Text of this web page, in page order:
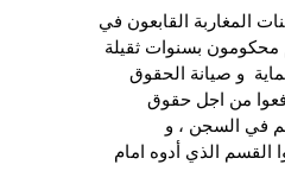
المغاربة القابعون في
محكومون بسنوات ثقيلة
و صيانة الحقوق
من اجل حقوق
في السجن ، و
القسم الذي أدوه امام